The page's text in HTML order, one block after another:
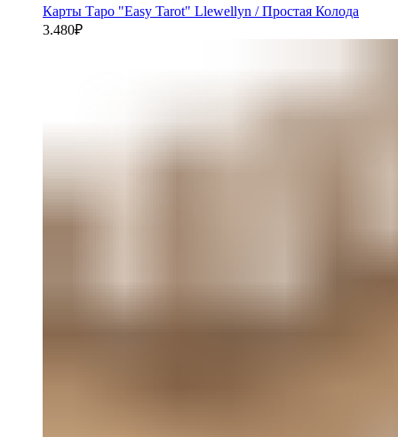
Карты Таро "Easy Tarot" Llewellyn / Простая Колода
3.480₽